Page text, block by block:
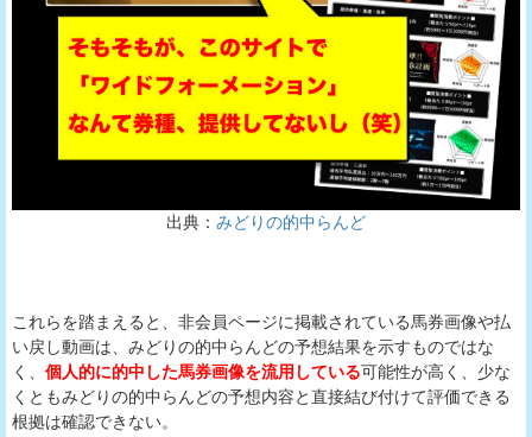
出典： みどりの的中らんど
これらを踏まえると、非会員ページに掲載されている馬券画像や払
い戻し動画は、みどりの的中らんどの予想結果を示すものではな
く、 個人的に的中した馬券画像を流用している可能性が高く、少な
くともみどりの的中らんどの予想内容と直接結び付けて評価できる
根拠は確認できない。